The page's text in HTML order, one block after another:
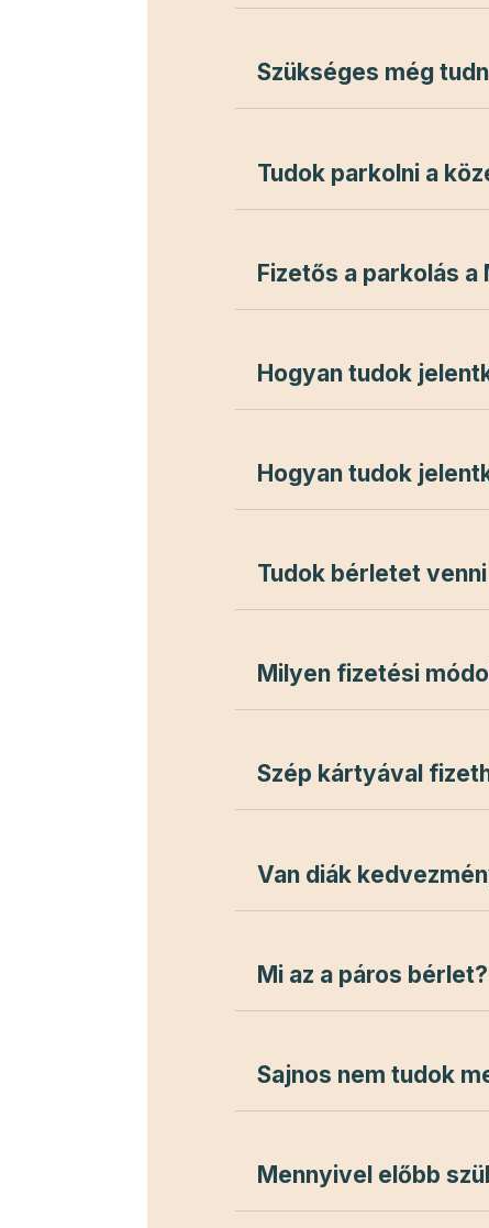
Szükséges még
Tudok parkolni a
Fizetős a parkolás a
Hogyan tudok
Hogyan tudok
Tudok bérletet
Milyen fizetési
Szép kártyával
Van diák
Mi az a páros bérlet?
Sajnos nem tudok
Mennyivel előbb